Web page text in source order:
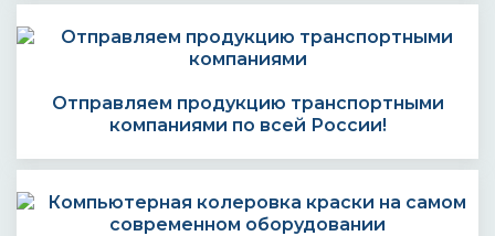
Отправляем продукцию транспортными
компаниями по всей России!